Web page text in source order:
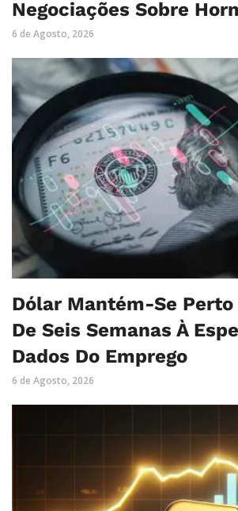
Negociações Sobre
6 de Agosto, 2026
Dólar Mantém-Se
De Seis Semanas À
Dados Do Emprego
6 de Agosto, 2026